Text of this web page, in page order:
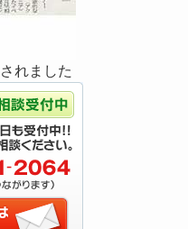
れました